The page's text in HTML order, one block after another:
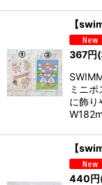
【
367円
ミニ
に飾
【
440円